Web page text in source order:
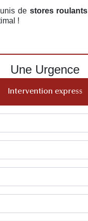
de stores roulants
!
Une Urgence
Intervention express